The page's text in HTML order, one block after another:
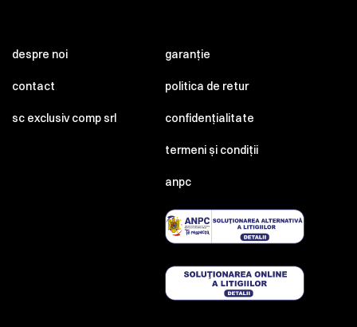
despre noi
contact
sc exclusiv comp srl
garanție
politica de retur
confidențialitate
termeni și condiții
anpc